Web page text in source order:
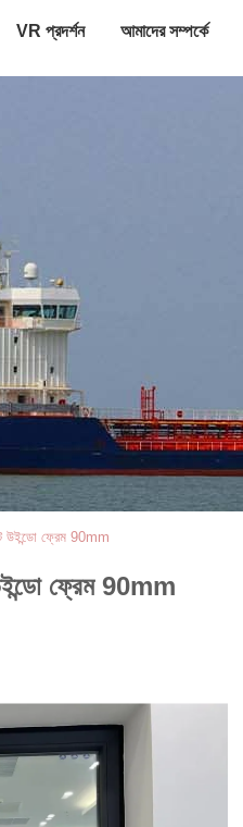
VR প্রদর্শন আমাদের সম্পর্কে
উইন্ডো ফ্রেম 90mm
ফ্রেম 90mm